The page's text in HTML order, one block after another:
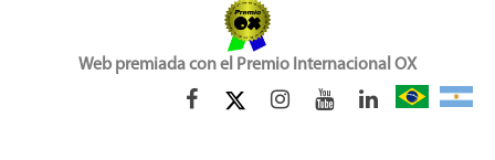
Web premiada con el Premio Internacional OX